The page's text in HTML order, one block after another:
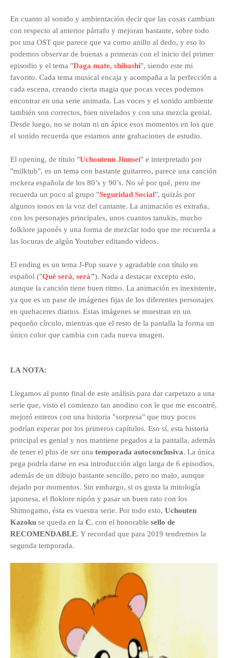
En cuanto al sonido y ambientación decir que las cosas cambian
con respecto al anterior párrafo y mejoran bastante, sobre todo
por una OST que parece que va como anillo al dedo, y eso lo
podemos observar de buenas a primeras con el inicio del primer
episodio y el tema "Daga mate, shibashi", siendo este mi
favorito. Cada tema musical encaja y acompaña a la perfección a
cada escena, creando cierta magia que pocas veces podemos
encontrar en una serie animada. Las voces y el sonido ambiente
también son correctos, bien nivelados y con una mezcla genial.
Desde luego, no se notan ni un ápice esos momentos en los que
el sonido recuerda que estamos ante grabaciones de estudio.
El opening, de título "Uchoutenn Jinnsei" e interpretado por
"milktub", es un tema con bastante guitarreo, parece una canción
rockera española de los 80’s y 90’s. No sé por qué, pero me
recuerda un poco al grupo "Seguridad Social", quizás por
algunos tonos en la voz del cantante. La animación es extraña,
con los personajes principales, unos cuantos tanukis, mucho
folklore japonés y una forma de mezclar todo que me recuerda a
las locuras de algún Youtuber editando vídeos.
El ending es un tema J-Pop suave y agradable con título en
español ("Qué será, será"). Nada a destacar excepto esto,
aunque la canción tiene buen ritmo. La animación es inexistente,
ya que es un pase de imágenes fijas de los diferentes personajes
en quehaceres diarios. Estas imágenes se muestran en un
pequeño círculo, mientras que el resto de la pantalla la forma un
único color que cambia con cada nueva imagen.
LA NOTA:
Llegamos al punto final de este análisis para dar carpetazo a una
serie que, visto el comienzo tan anodino con le que me encontré,
mejoró enteros con una historia "sorpresa" que muy pocos
podrían esperar por los primeros capítulos. Eso sí, esta historia
principal es genial y nos mantiene pegados a la pantalla, además
de tener el plus de ser una temporada autoconclusiva. La única
pega podría darse en esa introducción algo larga de 6 episodios,
además de un dibujo bastante sencillo, pero no malo, aunque
dejado por momentos. Sin embargo, si os gusta la mitología
japonesa, el floklore nipón y pasar un buen rato con los
Shimogamo, ésta es vuestra serie. Por todo esto, Uchouten
Kazoku se queda en la C, con el honorable sello de
RECOMENDABLE. Y recordad que para 2019 tendremos la
segunda temporada.